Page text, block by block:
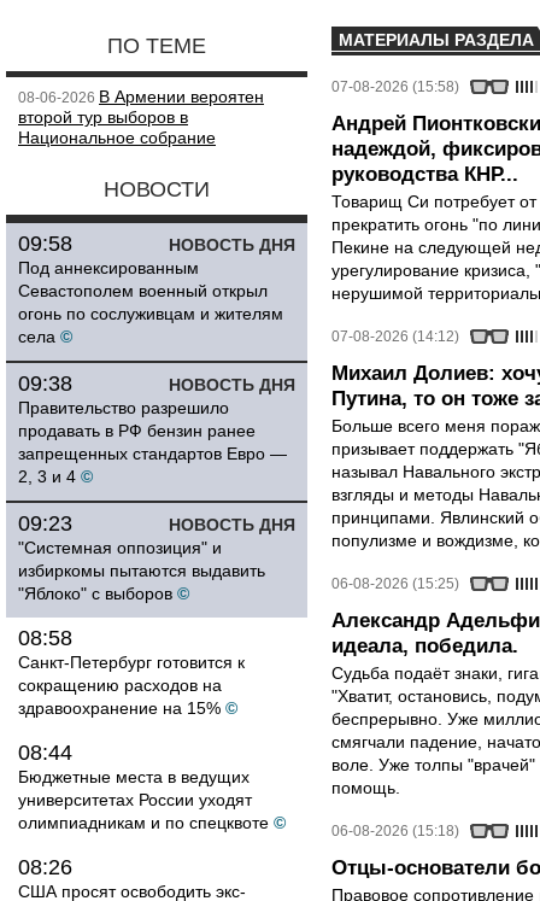
ПО ТЕМЕ
08-06-2026 В Армении вероятен
второй тур выборов в
Национальное собрание
НОВОСТИ
НОВОСТЬ ДНЯ
09:58
Под аннексированным
Севастополем военный открыл
огонь по сослуживцам и жителям
села ©
НОВОСТЬ ДНЯ
09:38
Правительство разрешило
продавать в РФ бензин ранее
запрещенных стандартов Евро —
2, 3 и 4 ©
НОВОСТЬ ДНЯ
09:23
"Системная оппозиция" и
избиркомы пытаются выдавить
"Яблоко" с выборов ©
08:58
Санкт-Петербург готовится к
сокращению расходов на
здравоохранение на 15% ©
08:44
Бюджетные места в ведущих
университетах России уходят
олимпиадникам и по спецквоте ©
08:26
США просят освободить экс-
МАТЕРИАЛЫ РАЗДЕЛА
07-08-2026 (15:58)
Андрей
надеждой,
руководства КНР...
Товарищ Си потребует
прекратить огонь "по
Пекине на следующей
урегулирование
нерушимой
07-08-2026 (14:12)
Михаил Долиев:
Путина, то он тоже
Больше всего меня
призывает поддержать
называл Навального
взгляды и методы
принципами. Явлинский
популизме и вождизме,
06-08-2026 (15:25)
Александр
идеала, победила.
Судьба подаёт знаки,
"Хватит, остановись,
беспрерывно. Уже
смягчали падение,
воле. Уже толпы
помощь.
06-08-2026 (15:18)
Отцы-основатели
Правовое